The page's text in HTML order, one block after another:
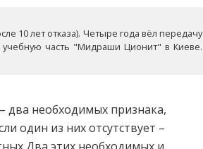
10 лет отказа). Четыре года вёл передачу
учебную часть "Мидраши Ционит" в Киеве.
необходимых признака,
один из них отсутствует –